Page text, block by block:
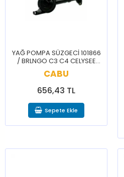
YAĞ POMPA SÜZGECİ 101866
/ BRLNGO C3 C4 CELYSEE
NEMO 206 207 208 3008 301
307 308 BPPR PRTNR RFTR
CABU
656,43 TL
Sepete Ekle